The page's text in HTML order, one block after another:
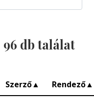
96 db találat
Szerző▲ Rendező▲